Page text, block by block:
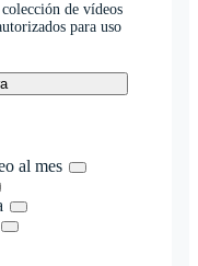
de vídeos
para uso
al mes